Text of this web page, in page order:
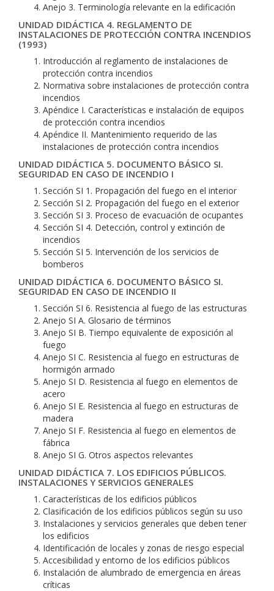
Anejo 3. Terminología relevante en la edificación
UNIDAD DIDÁCTICA 4. REGLAMENTO DE
INSTALACIONES DE PROTECCIÓN CONTRA INCENDIOS
(1993)
Introducción al reglamento de instalaciones de
protección contra incendios
Normativa sobre instalaciones de protección contra
incendios
Apéndice I. Características e instalación de equipos
de protección contra incendios
Apéndice II. Mantenimiento requerido de las
instalaciones de protección contra incendios
UNIDAD DIDÁCTICA 5. DOCUMENTO BÁSICO SI.
SEGURIDAD EN CASO DE INCENDIO I
Sección SI 1. Propagación del fuego en el interior
Sección SI 2. Propagación del fuego en el exterior
Sección SI 3. Proceso de evacuación de ocupantes
Sección SI 4. Detección, control y extinción de
incendios
Sección SI 5. Intervención de los servicios de
bomberos
UNIDAD DIDÁCTICA 6. DOCUMENTO BÁSICO SI.
SEGURIDAD EN CASO DE INCENDIO II
Sección SI 6. Resistencia al fuego de las estructuras
Anejo SI A. Glosario de términos
Anejo SI B. Tiempo equivalente de exposición al
fuego
Anejo SI C. Resistencia al fuego en estructuras de
hormigón armado
Anejo SI D. Resistencia al fuego en elementos de
acero
Anejo SI E. Resistencia al fuego en estructuras de
madera
Anejo SI F. Resistencia al fuego en elementos de
fábrica
Anejo SI G. Otros aspectos relevantes
UNIDAD DIDÁCTICA 7. LOS EDIFICIOS PÚBLICOS.
INSTALACIONES Y SERVICIOS GENERALES
Características de los edificios públicos
Clasificación de los edificios públicos según su uso
Instalaciones y servicios generales que deben tener
los edificios
Identificación de locales y zonas de riesgo especial
Accesibilidad y entorno de los edificios públicos
Instalación de alumbrado de emergencia en áreas
críticas